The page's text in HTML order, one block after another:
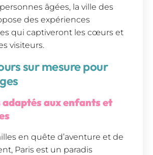
âgées, la ville des
des expériences
qui captiveront les cœurs et
visiteurs.
sur mesure pour
adaptés aux enfants et
en quête d’aventure et de
Paris est un paradis